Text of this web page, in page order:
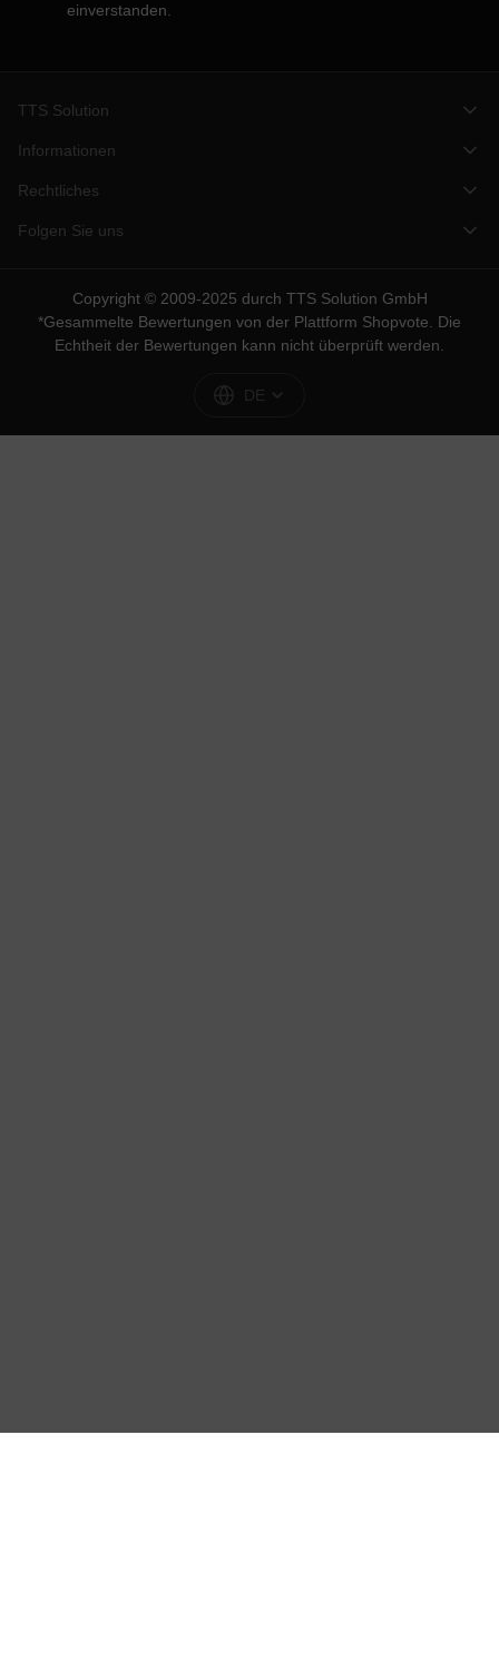
einverstanden.
TTS Solution
Informationen
Rechtliches
Folgen Sie uns
Copyright © 2009-2025 durch TTS Solution GmbH
*Gesammelte Bewertungen von der Plattform Shopvote. Die
Echtheit der Bewertungen kann nicht überprüft werden.
DE